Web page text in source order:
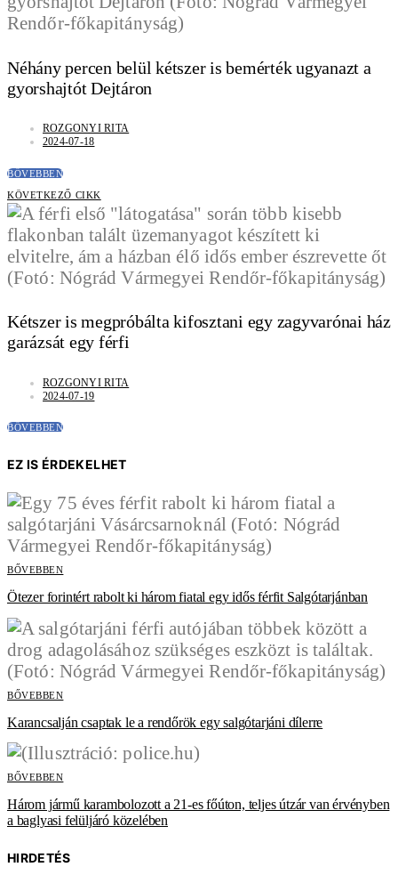
Néhány percen belül kétszer is bemérték ugyanazt a
gyorshajtót Dejtáron
ROZGONYI RITA
2024-07-18
BŐVEBBEN
KÖVETKEZŐ CIKK
Kétszer is megpróbálta kifosztani egy zagyvarónai ház
garázsát egy férfi
ROZGONYI RITA
2024-07-19
BŐVEBBEN
EZ IS ÉRDEKELHET
BŐVEBBEN
Ötezer forintért rabolt ki három fiatal egy idős férfit Salgótarjánban
BŐVEBBEN
Karancsalján csaptak le a rendőrök egy salgótarjáni dílerre
BŐVEBBEN
Három jármű karambolozott a 21-es főúton, teljes útzár van érvényben
a baglyasi felüljáró közelében
HIRDETÉS